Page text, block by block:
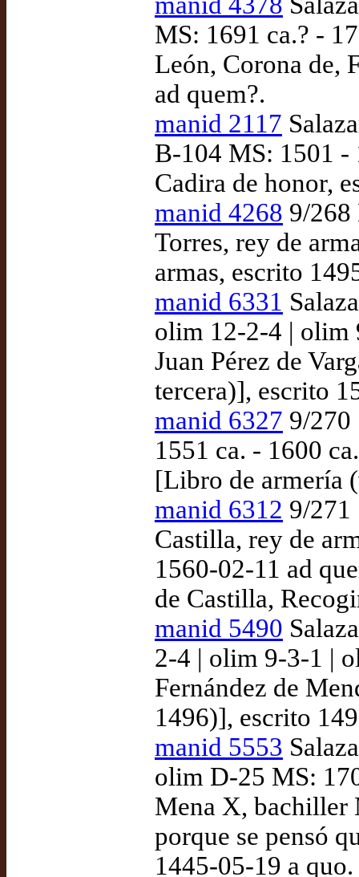
MS: 1691 ca.? -
León, Corona de,
ad quem?.
manid 2117
B-104 MS: 1501 -
Cadira de honor,
manid 4268 9/268
Torres, rey de
armas, escrito
manid 6331
olim 12-2-4 | olim
Juan Pérez de
tercera)], escrito
manid 6327 9/270
1551 ca. - 1600
[Libro de armería
manid 6312 9/271
Castilla, rey de
1560-02-11 ad
de Castilla,
manid 5490
2-4 | olim 9-3-1 |
Fernández de
1496)], escrito
manid 5553
olim D-25 MS:
Mena X, bachiller
porque se pensó
1445-05-19 a quo.